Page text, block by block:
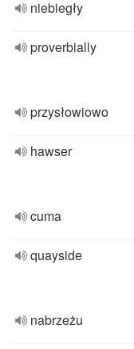
niebiegły
proverbially
przysłowiowo
hawser
cuma
quayside
nabrzeżu